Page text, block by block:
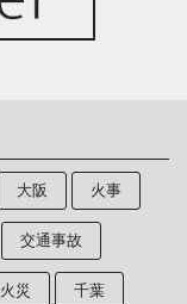
大阪 火事
交通事故
火災 千葉